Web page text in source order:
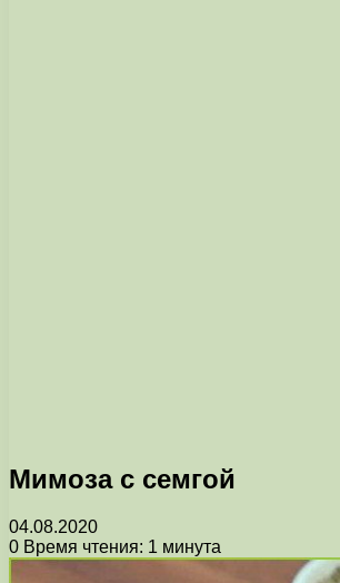
Мимоза с семгой
04.08.2020
0 Время чтения: 1 минута